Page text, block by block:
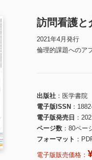
訪問看護
2021年4月発行
倫理的課題へのア
出版社
医学書院
電子版ISSN
電子版発売日
ページ数
80ペー
フォーマット
電子版販売価格：